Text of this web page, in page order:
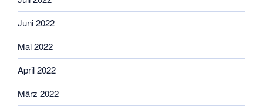
Juni 2022
Mai 2022
April 2022
März 2022